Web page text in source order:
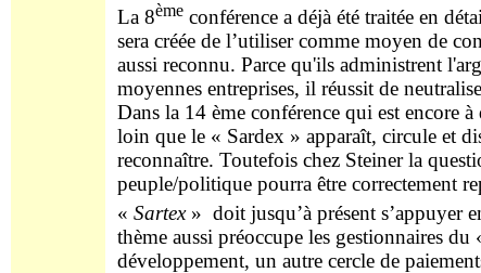
La 8èmeconférence a déjà été traitée en
sera créée de l’utiliser comme moyen de
aussi reconnu. Parce qu'ils administrent
moyennes entreprises, il réussit de
Dans la 14 ème conférence qui est encore
loin que le « Sardex » apparaît, circule et
reconnaître. Toutefois chez Steiner la
peuple/politique pourra être correctement
« Sartex» doit jusqu’à présent s’appuyer
thème aussi préoccupe les gestionnaires du
développement, un autre cercle de